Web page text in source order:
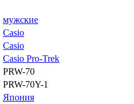
мужские
Casio
Casio
Casio Pro-Trek
PRW-70
PRW-70Y-1
Япония